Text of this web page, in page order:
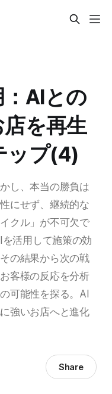
AIとの
を再生
ップ(4)
し、本当の勝負は
にせず、継続的な
クル」が不可欠で
活用して施策の効
の結果から次の戦
客様の反応を分析
可能性を探る。AI
強いお店へと進化
Share